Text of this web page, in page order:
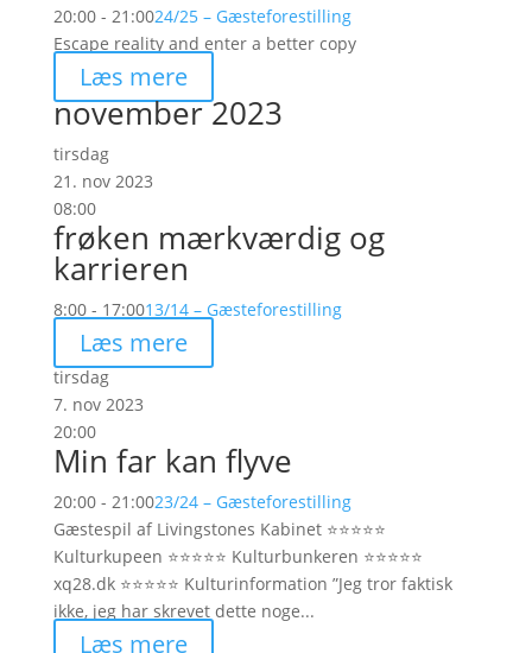
20:00 - 21:0024/25 – Gæsteforestilling
Escape reality and enter a better copy
Læs mere
november 2023
tirsdag
21. nov 2023
08:00
frøken mærkværdig og
karrieren
8:00 - 17:0013/14 – Gæsteforestilling
Læs mere
tirsdag
7. nov 2023
20:00
Min far kan flyve
20:00 - 21:0023/24 – Gæsteforestilling
Gæstespil af Livingstones Kabinet ⭐️⭐️⭐️⭐️⭐️
Kulturkupeen ⭐️⭐️⭐️⭐️⭐️ Kulturbunkeren ⭐️⭐️⭐️⭐️⭐️
xq28.dk ⭐️⭐️⭐️⭐️⭐️ Kulturinformation ”Jeg tror faktisk
ikke, jeg har skrevet dette noge...
Læs mere